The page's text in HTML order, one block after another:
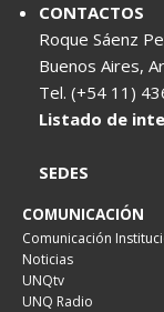
CONTACTOS
Roque Sáenz
Buenos Aires,
Tel. (+54
Listado de
SEDES
COMUNICACIÓN
Comunicación
Noticias
UNQtv
UNQ Radio